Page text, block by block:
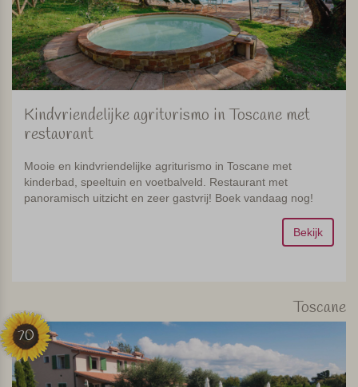
Kindvriendelijke agriturismo in Toscane met
restaurant
Mooie en kindvriendelijke agriturismo in Toscane met
kinderbad, speeltuin en voetbalveld. Restaurant met
panoramisch uitzicht en zeer gastvrij! Boek vandaag nog!
Bekijk
Toscane
70